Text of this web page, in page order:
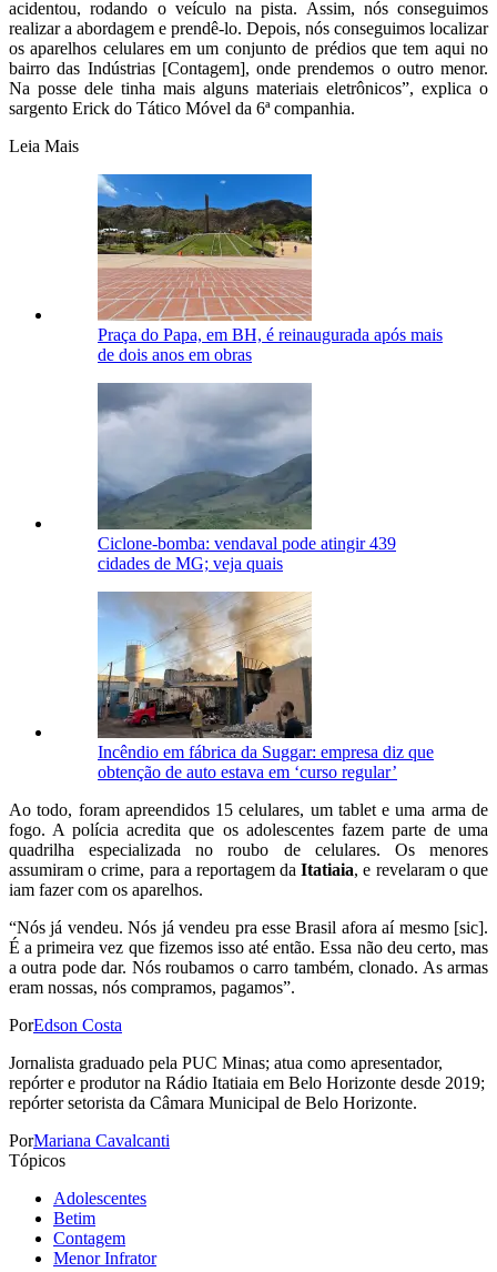
acidentou, rodando o veículo na pista. Assim, nós conseguimos
realizar a abordagem e prendê-lo. Depois, nós conseguimos localizar
os aparelhos celulares em um conjunto de prédios que tem aqui no
bairro das Indústrias [Contagem], onde prendemos o outro menor.
Na posse dele tinha mais alguns materiais eletrônicos”, explica o
sargento Erick do Tático Móvel da 6ª companhia.
Leia Mais
Praça do Papa, em BH, é reinaugurada após mais
de dois anos em obras
Ciclone-bomba: vendaval pode atingir 439
cidades de MG; veja quais
Incêndio em fábrica da Suggar: empresa diz que
obtenção de auto estava em ‘curso regular’
Ao todo, foram apreendidos 15 celulares, um tablet e uma arma de
fogo. A polícia acredita que os adolescentes fazem parte de uma
quadrilha especializada no roubo de celulares. Os menores
assumiram o crime, para a reportagem daItatiaia, e revelaram o que
iam fazer com os aparelhos.
“Nós já vendeu. Nós já vendeu pra esse Brasil afora aí mesmo [sic].
É a primeira vez que fizemos isso até então. Essa não deu certo, mas
a outra pode dar. Nós roubamos o carro também, clonado. As armas
eram nossas, nós compramos, pagamos”.
PorEdson Costa
Jornalista graduado pela PUC Minas; atua como apresentador,
repórter e produtor na Rádio Itatiaia em Belo Horizonte desde 2019;
repórter setorista da Câmara Municipal de Belo Horizonte.
PorMariana Cavalcanti
Tópicos
Adolescentes
Betim
Contagem
Menor Infrator